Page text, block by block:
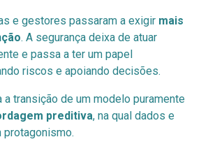
e gestores passaram a exigir mais
. A segurança deixa de atuar
e passa a ter um papel
riscos e apoiando decisões.
a transição de um modelo puramente
preditiva, na qual dados e